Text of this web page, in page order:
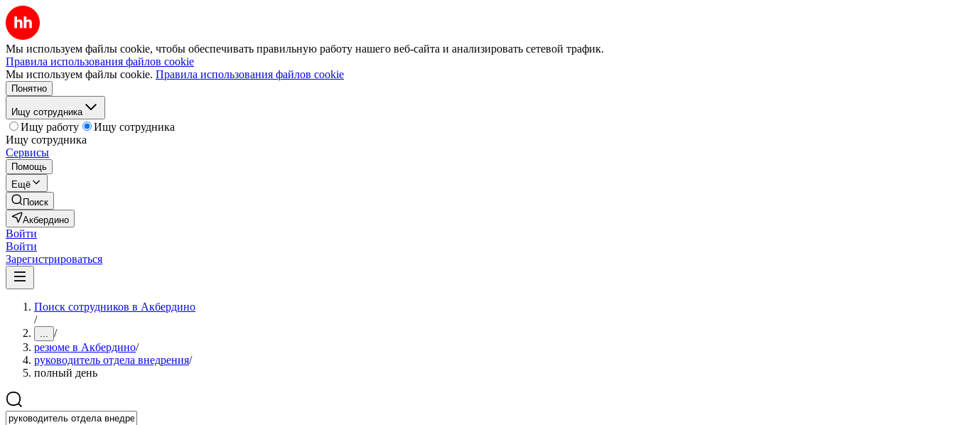
Мы используем файлы cookie, чтобы обеспечивать правильную работу нашего веб-сайта и анализировать сетевой трафик.
Правила использования файлов cookie
Мы используем файлы cookie. Правила использования файлов cookie
Понятно
Ищу сотрудника
Ищу работу
Ищу сотрудника
Ищу сотрудника
Сервисы
Помощь
Ещё
Поиск
Акбердино
Войти
Войти
Зарегистрироваться
Поиск сотрудников в Акбердино
/
... /
резюме в Акбердино/
руководитель отдела внедрения/
полный день